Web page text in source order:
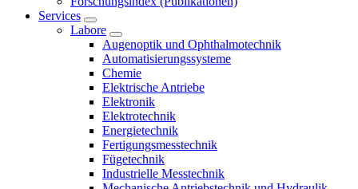
Services
Labore
Augenoptik und Ophthalmotechnik
Automatisierungssysteme
Chemie
Elektrische Antriebe
Elektronik
Elektrotechnik
Energietechnik
Fertigungsmesstechnik
Fügetechnik
Industrielle Messtechnik